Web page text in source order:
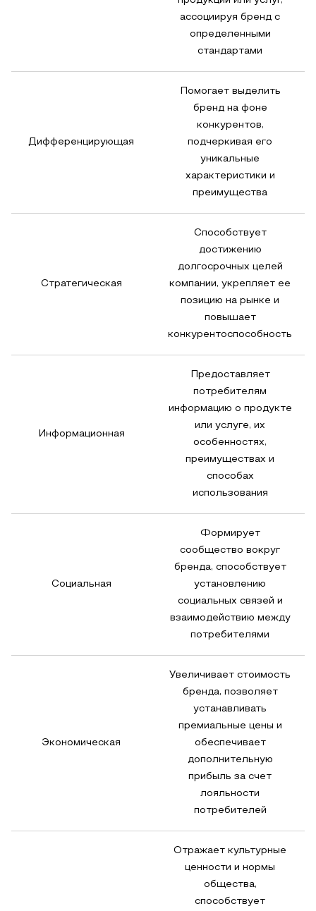
ассоциируя бренд с
определенными
стандартами
Дифференцирующая
Помогает выделить
бренд на фоне
конкурентов,
подчеркивая его
уникальные
характеристики и
преимущества
Стратегическая
Способствует
достижению
долгосрочных целей
компании, укрепляет ее
позицию на рынке и
повышает
конкурентоспособность
Информационная
Предоставляет
потребителям
информацию о продукте
или услуге, их
особенностях,
преимуществах и
способах
использования
Социальная
Формирует
сообщество вокруг
бренда, способствует
установлению
социальных связей и
взаимодействию между
потребителями
Экономическая
Увеличивает стоимость
бренда, позволяет
устанавливать
премиальные цены и
обеспечивает
дополнительную
прибыль за счет
лояльности
потребителей
Отражает культурные
ценности и нормы
общества,
способствует